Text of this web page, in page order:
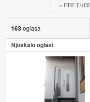
«
163oglasa
Njuškalo oglasi